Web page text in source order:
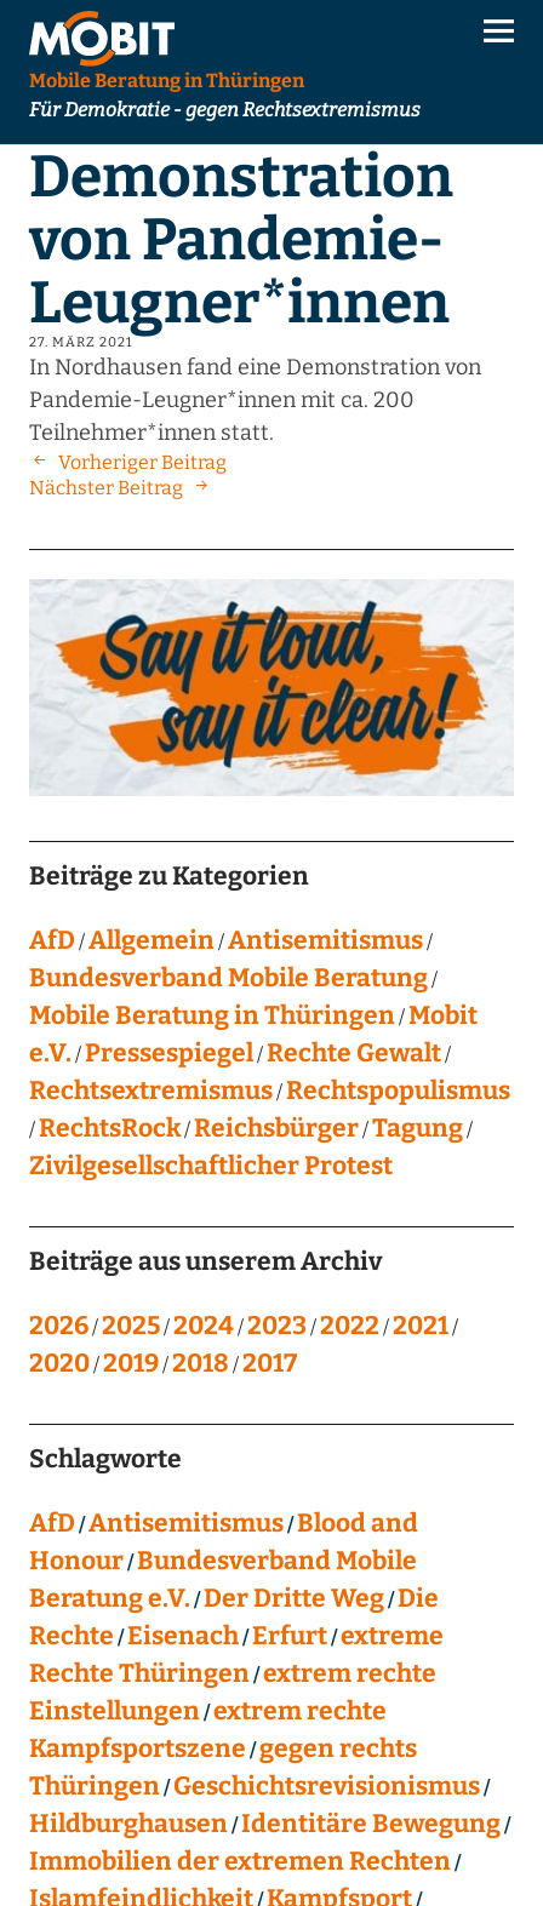
Mobile Beratung in Thüringen
Für Demokratie - gegen Rechtsextremismus
Demonstration
von Pandemie-
Leugner*innen
27. MÄRZ 2021
In Nordhausen fand eine Demonstration von
Pandemie-Leugner*innen mit ca. 200
Teilnehmer*innen statt.
Vorheriger Beitrag
Nächster Beitrag
Beiträge zu Kategorien
AfD Allgemein Antisemitismus
Bundesverband Mobile Beratung
Mobile Beratung in Thüringen Mobit
e.V. Pressespiegel Rechte Gewalt
Rechtsextremismus Rechtspopulismus
RechtsRock Reichsbürger Tagung
Zivilgesellschaftlicher Protest
Beiträge aus unserem Archiv
2026 2025 2024 2023 2022 2021
2020 2019 2018 2017
Schlagworte
AfD Antisemitismus Blood and
Honour Bundesverband Mobile
Beratung e.V. Der Dritte Weg Die
Rechte Eisenach Erfurt extreme
Rechte Thüringen extrem rechte
Einstellungen extrem rechte
Kampfsportszene gegen rechts
Thüringen Geschichtsrevisionismus
Hildburghausen Identitäre Bewegung
Immobilien der extremen Rechten
Islamfeindlichkeit Kampfsport